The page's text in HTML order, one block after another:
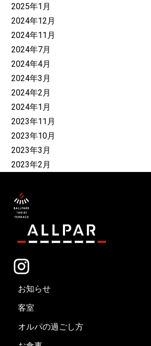
2025年1月
2024年12月
2024年11月
2024年7月
2024年4月
2024年3月
2024年2月
2024年1月
2023年11月
2023年10月
2023年3月
2023年2月
お知らせ
客室
オルパの過ごし方